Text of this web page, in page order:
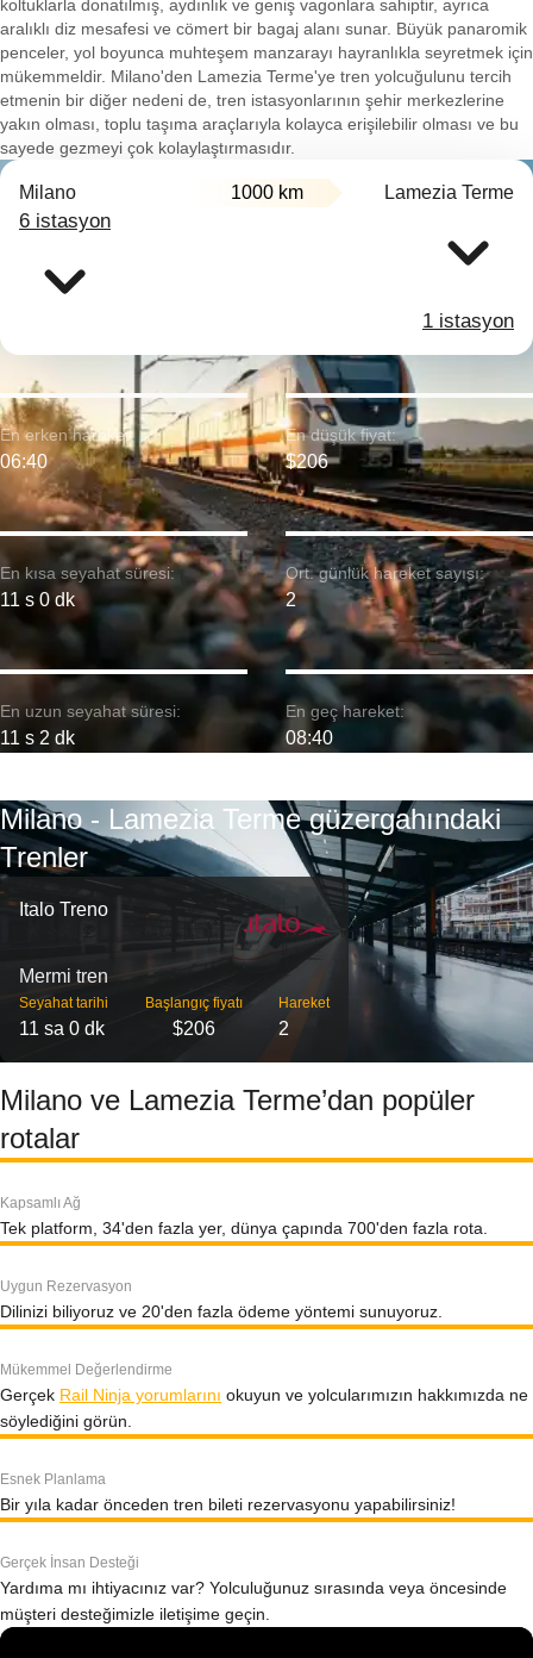
koltuklarla donatılmış, aydınlık ve geniş vagonlara sahiptir, ayrıca
aralıklı diz mesafesi ve cömert bir bagaj alanı sunar. Büyük panaromik
penceler, yol boyunca muhteşem manzarayı hayranlıkla seyretmek için
mükemmeldir. Milano'den Lamezia Terme'ye tren yolcuğulunu tercih
etmenin bir diğer nedeni de, tren istasyonlarının şehir merkezlerine
yakın olması, toplu taşıma araçlarıyla kolayca erişilebilir olması ve bu
sayede gezmeyi çok kolaylaştırmasıdır.
Milano 1000 km Lamezia Terme
6 istasyon
1 istasyon
En kısa seyahat süresi:
11 s 0 dk
En erken hareket:
06:40
En uzun seyahat süresi:
11 s 2 dk
En düşük fiyat:
$206
Ort. günlük hareket sayısı:
2
En geç hareket:
08:40
Milano - Lamezia Terme güzergahındaki
Trenler
Italo Treno
Mermi tren
Seyahat tarihi
11 sa 0 dk
Başlangıç ​​fiyatı
$206
Hareket
2
Milano ve Lamezia Terme’dan popüler
rotalar
Kapsamlı Ağ
Tek platform, 34'den fazla yer, dünya çapında 700'den fazla rota.
Uygun Rezervasyon
Dilinizi biliyoruz ve 20'den fazla ödeme yöntemi sunuyoruz.
Mükemmel Değerlendirme
Gerçek Rail Ninja yorumlarını okuyun ve yolcularımızın hakkımızda ne
söylediğini görün.
Esnek Planlama
Bir yıla kadar önceden tren bileti rezervasyonu yapabilirsiniz!
Gerçek İnsan Desteği
Yardıma mı ihtiyacınız var? Yolculuğunuz sırasında veya öncesinde
müşteri desteğimizle iletişime geçin.